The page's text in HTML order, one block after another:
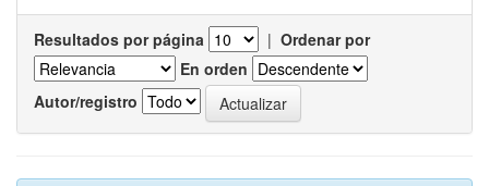
Resultados por página | Ordenar por
En orden
Autor/registro